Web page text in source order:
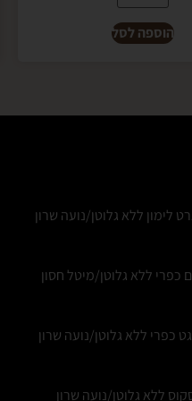
הוספה לסל
לימון ללא גלוטן/נועה שרון
כפרי ללא גלוטן/מיטל חסון
כפרי ללא גלוטן/נועה שרון
ללא גלוטן/נועה שרון